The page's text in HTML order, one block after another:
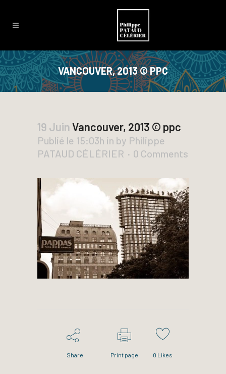
VANCOUVER, 2013 © PPC
19 JuinVancouver, 2013 © ppc
Publié le 15:03h in by Philippe
PATAUD CÉLÉRIER
0 Comments
Share Print page 0 Likes